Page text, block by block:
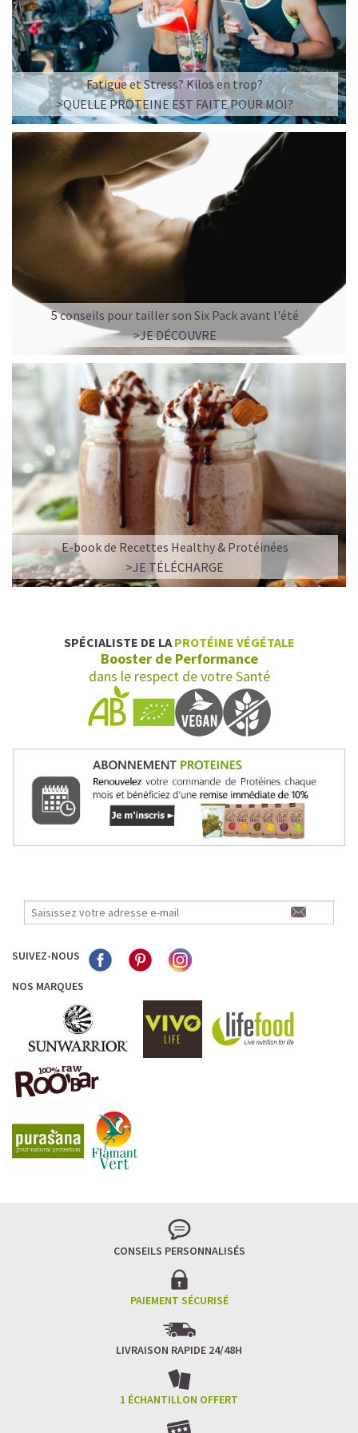
frappé crémeux, sans sucre raffiné et boosté en
protéines végétales.
C’est la boisson plaisir par excellence — celle qui
réconcilie dessert glacé et nutrition.
Résultat : un corps rassasié, une énergie durable, et zéro
fringale. Pour les gourmands qui veulent se faire plaisir
sans sacrifier leurs objectifs.
Découvrir le Café frappé au Caramel Protéiné
🍫 MOCHA GLACÉ PROTÉINÉ
L’ALLIANCE PARFAITE ENTRE PLAISIR ET
PERFORMANCE
Cacao pur, café expresso et lait végétal fusionnent dans
une boisson veloutée et énergisante.
Une vraie caresse chocolatée, riche en protéines, léger
pour ne jamais peser.
Pour les accros au chocolat qui veulent booster leurs
journées avec goût et équilibre.
Mocha Glacé Protéiné
🍵 MATCHA LATTE GLACÉ
LA FRAÎCHEUR VERTE QUI APAISE L’ESPRIT
Le matcha, ce thé japonais se marie à la douceur du lait
tout en stimulant la concentration.
Un goût légèrement herbacé, addictif et plein de
Idéal pour : recharger ses batteries sans caféine,
hydrater, et retrouver focus et sérénité.
Matcha Latte Glacé Protéiné
SAWONDO RÉINVENTE LE PLAISIR DES CAFÉS GLACÉS
✅ Sans sucre raffiné
Fatigue et Stress? Kilos en trop?
>QUELLE PROTEINE EST FAITE POUR MOI?
5 conseils pour tailler son Six Pack avant l'été
>JE DÉCOUVRE
E-book de Recettes Healthy & Protéinées
>JE TÉLÉCHARGE
SPÉCIALISTE DE LA PROTÉINE VÉGÉTALE
Booster de Performance
dans le respect de votre Santé
SUIVEZ-NOUS
NOS MARQUES
CONSEILS PERSONNALISÉS
PAIEMENT SÉCURISÉ
LIVRAISON RAPIDE 24/48H
1 ÉCHANTILLON OFFERT